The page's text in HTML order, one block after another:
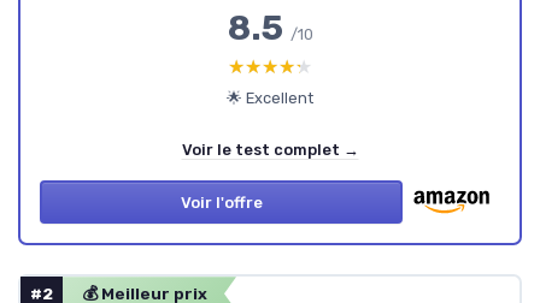
8.5 /10
★★★★★
★★★★★
🌟 Excellent
Voir le test complet →
Voir l'offre
#2 💰 Meilleur prix